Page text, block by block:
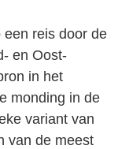
een reis door de
en Oost-
in het
monding in de
variant van
van de meest